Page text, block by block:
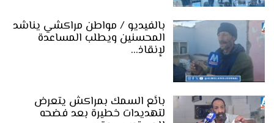
بالفيديو / مواطن مراكشي يناشد
المحسنين ويطلب المساعدة
لإنقاذ…
بائع السمك بمراكش يتعرض
لتهديدات خطيرة بعد فضحه